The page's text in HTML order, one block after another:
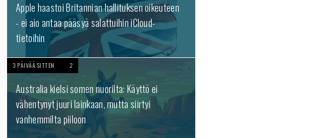
Apple haastoi Britannian hallituksen oikeuteen
- ei aio antaa pääsyä salattuihin iCloud-
tietoihin
3 PÄIVÄÄ SITTEN 2
Australia kielsi somen nuorilta: Käyttö ei
vähentynyt juuri lainkaan, mutta siirtyi
vanhemmilta piiloon